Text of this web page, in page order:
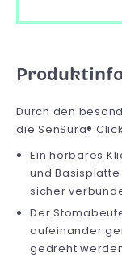
Durch den
die SenSura®
Ein hörbares
und
sicher
Der
aufeinander
gedreht